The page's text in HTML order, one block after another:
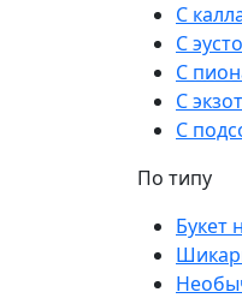
С
С
С
С
С
По типу
Букет